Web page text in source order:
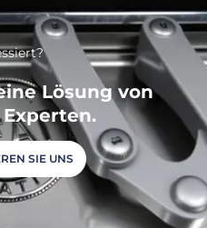
Lösung von
SIE UNS